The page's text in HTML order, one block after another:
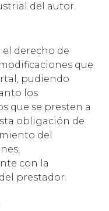
del autor.
el derecho de
que
pudiendo
los
que se presten a
obligación de
del
con la
prestador.